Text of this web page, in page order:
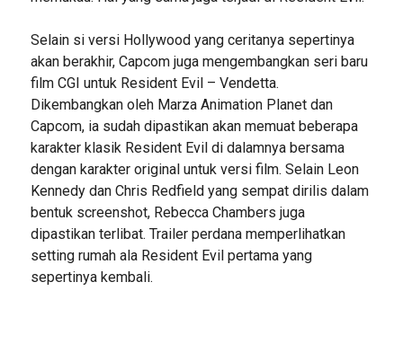
Selain si versi Hollywood yang ceritanya sepertinya
akan berakhir, Capcom juga mengembangkan seri baru
film CGI untuk Resident Evil – Vendetta.
Dikembangkan oleh Marza Animation Planet dan
Capcom, ia sudah dipastikan akan memuat beberapa
karakter klasik Resident Evil di dalamnya bersama
dengan karakter original untuk versi film. Selain Leon
Kennedy dan Chris Redfield yang sempat dirilis dalam
bentuk screenshot, Rebecca Chambers juga
dipastikan terlibat. Trailer perdana memperlihatkan
setting rumah ala Resident Evil pertama yang
sepertinya kembali.